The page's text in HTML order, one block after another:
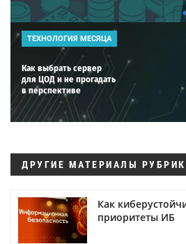
ТЕХНОЛОГИЯ МЕСЯЦА
Как выбрать сервер
для ЦОД и не прогадать
в перспективе
ДРУГИЕ МАТЕРИАЛЫ
Как
приоритеты ИБ